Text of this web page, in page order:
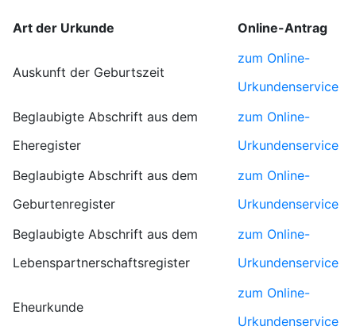
Art der Urkunde Online-Antrag
Auskunft der Geburtszeit
zum Online-
Urkundenservice
Beglaubigte Abschrift aus dem
Eheregister
zum Online-
Urkundenservice
Beglaubigte Abschrift aus dem
Geburtenregister
zum Online-
Urkundenservice
Beglaubigte Abschrift aus dem
Lebenspartnerschaftsregister
zum Online-
Urkundenservice
Eheurkunde
zum Online-
Urkundenservice